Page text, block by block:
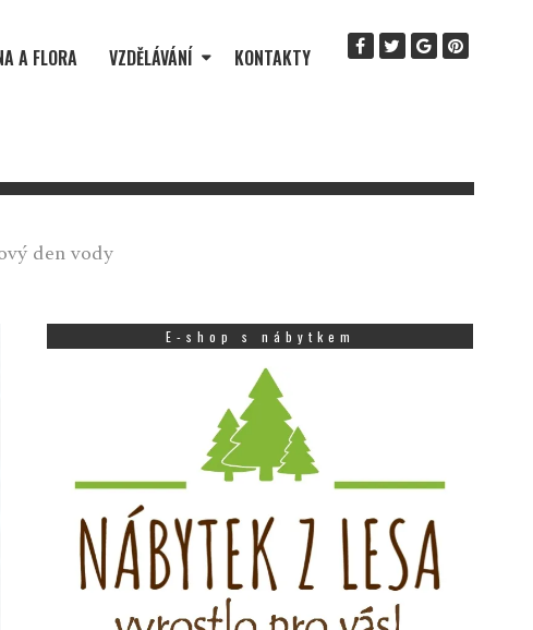
A FLORA VZDĚLÁVÁNÍ KONTAKTY
den vody
E-shop s nábytkem